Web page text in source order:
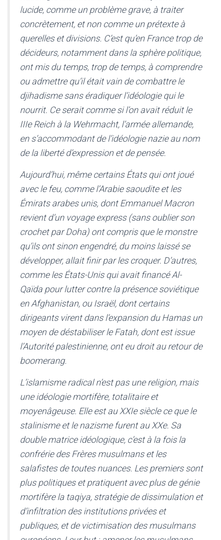
lucide, comme un problème grave, à traiter
concrètement, et non comme un prétexte à
querelles et divisions. C’est qu’en France trop de
décideurs, notamment dans la sphère politique,
ont mis du temps, trop de temps, à comprendre
ou admettre qu’il était vain de combattre le
djihadisme sans éradiquer l’idéologie qui le
nourrit. Ce serait comme si l’on avait réduit le
IIIe Reich à la Wehrmacht, l’armée allemande,
en s’accommodant de l’idéologie nazie au nom
de la liberté d’expression et de pensée.
Aujourd’hui, même certains États qui ont joué
avec le feu, comme l’Arabie saoudite et les
Émirats arabes unis, dont Emmanuel Macron
revient d’un voyage express (sans oublier son
crochet par Doha) ont compris que le monstre
qu’ils ont sinon engendré, du moins laissé se
développer, allait finir par les croquer. D’autres,
comme les États-Unis qui avait financé Al-
Qaïda pour lutter contre la présence soviétique
en Afghanistan, ou Israël, dont certains
dirigeants virent dans l’expansion du Hamas un
moyen de déstabiliser le Fatah, dont est issue
l’Autorité palestinienne, ont eu droit au retour de
boomerang.
L’islamisme radical n’est pas une religion, mais
une idéologie mortifère, totalitaire et
moyenâgeuse. Elle est au XXIe siècle ce que le
stalinisme et le nazisme furent au XXe. Sa
double matrice idéologique, c’est à la fois la
confrérie des Frères musulmans et les
salafistes de toutes nuances. Les premiers sont
plus politiques et pratiquent avec plus de génie
mortifère la taqiya, stratégie de dissimulation et
d’infiltration des institutions privées et
publiques, et de victimisation des musulmans